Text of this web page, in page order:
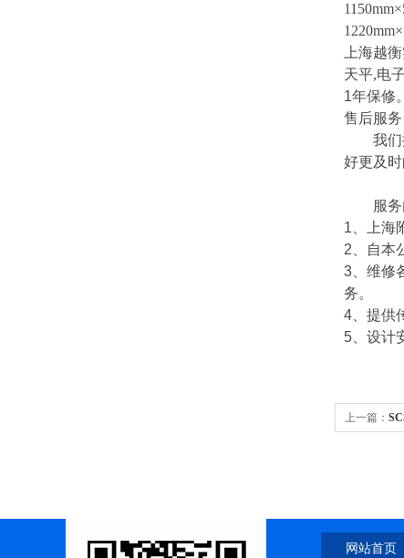
上海越
天平,电
1年保修。
售后服务
我们拥
好更及时
服务
1 、上海
2 、自
3 、维
务。
4 、提
5 、设
上一篇：
网站首页